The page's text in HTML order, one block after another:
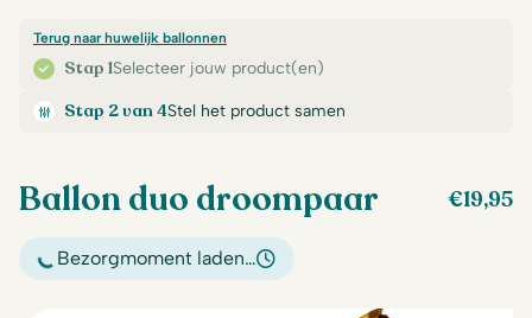
Stap 1Selecteer jouw product(en)
Terug naar huwelijk ballonnen
Stap 2 van 4Stel het product samen
Ballon duo droompaar €19,95
Bezorgmoment laden…